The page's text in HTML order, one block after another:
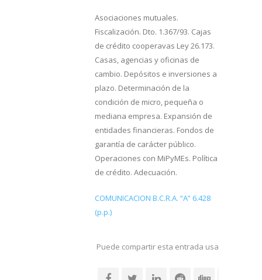
Asociaciones mutuales.
Fiscalización. Dto. 1.367/93. Cajas
de crédito cooperavas Ley 26.173.
Casas, agencias y oficinas de
cambio. Depósitos e inversiones a
plazo. Determinación de la
condición de micro, pequeña o
mediana empresa. Expansión de
entidades financieras. Fondos de
garantía de carácter público.
Operaciones con MiPyMEs. Política
de crédito. Adecuación.
COMUNICACION B.C.R.A. “A” 6.428
(p.p.)
Puede compartir esta entrada usando sus